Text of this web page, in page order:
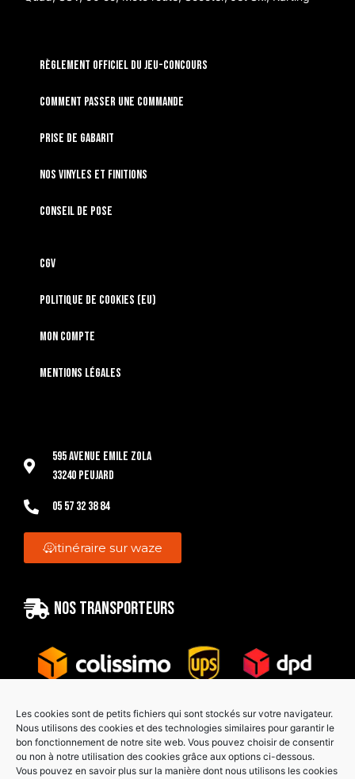
Les cookies sont de petits fichiers qui sont stockés sur votre navigateur.
Nous utilisons des cookies et des technologies similaires pour garantir le
bon fonctionnement de notre site web. Vous pouvez choisir de consentir
ou non à notre utilisation des cookies grâce aux options ci-dessous.
Vous pouvez en savoir plus sur la manière dont nous utilisons les cookies
RÈGLEMENT OFFICIEL DU JEU-CONCOURS
Comment passer une commande
Prise de gabarit
Nos vinyles et finitions
Conseil de pose
CGV
Politique de cookies (EU)
Mon compte
Mentions légales
595 Avenue Emile Zola
33240 Peujard
05 57 32 38 84
itinéraire sur waze
Nos transporteurs
Paiement sécurisé